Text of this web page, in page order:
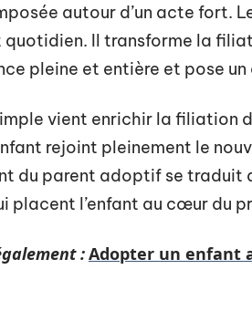
autour d’un acte fort.
quotidien. Il transforme la
pleine et entière et pose
vient enrichir la filiation
rejoint pleinement le
du parent adoptif se
placent l’enfant au cœur du
:Adopter un enfant